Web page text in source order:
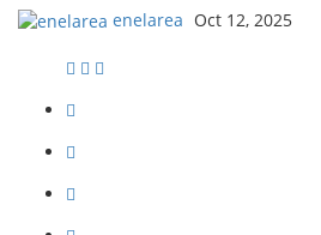
enelarea Oct 12, 2025